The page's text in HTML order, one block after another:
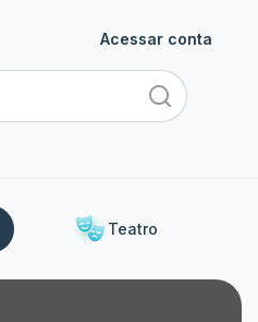
Acessar conta
Teatro